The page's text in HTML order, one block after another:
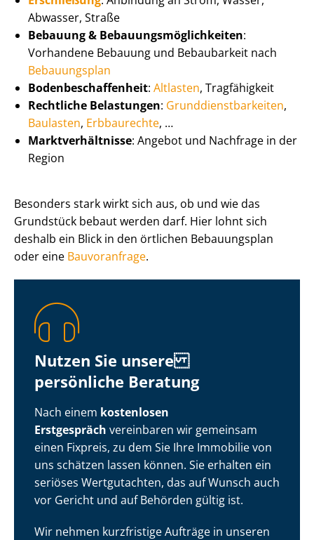
Abwasser, Straße
Bebauung & Be­bau­ungs­mög­lich­kei­ten:
Vorhandene Bebauung und Bebaubarkeit nach
Bebauungsplan
Bo­den­be­schaf­fen­heit: Altlasten, Tragfähigkeit
Rechtliche Belastungen: Grund­dienst­bar­kei­ten,
Baulasten, Erbbaurechte, …
Markt­ver­hält­nis­se: Angebot und Nachfrage in der
Region
Besonders stark wirkt sich aus, ob und wie das
Grundstück bebaut werden darf. Hier lohnt sich
deshalb ein Blick in den örtlichen Bebauungsplan
oder eine Bauvoranfrage.
Nutzen Sie unsere
persönliche Beratung
Nach einem kostenlosen
Erstgespräch vereinbaren wir gemeinsam
einen Fixpreis, zu dem Sie Ihre Immobilie von
uns schätzen lassen können. Sie erhalten ein
seriöses Wertgutachten, das auf Wunsch auch
vor Gericht und auf Behörden gültig ist.
Wir nehmen kurzfristige Aufträge in unseren